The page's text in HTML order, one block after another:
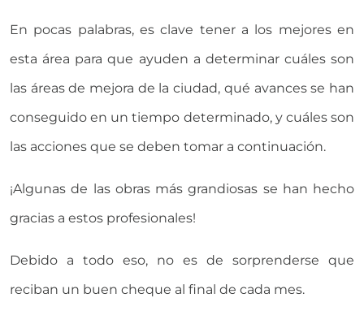
En pocas palabras, es clave tener a los mejores en
esta área para que ayuden a determinar cuáles son
las áreas de mejora de la ciudad, qué avances se han
conseguido en un tiempo determinado, y cuáles son
las acciones que se deben tomar a continuación.
¡Algunas de las obras más grandiosas se han hecho
gracias a estos profesionales!
Debido a todo eso, no es de sorprenderse que
reciban un buen cheque al final de cada mes.